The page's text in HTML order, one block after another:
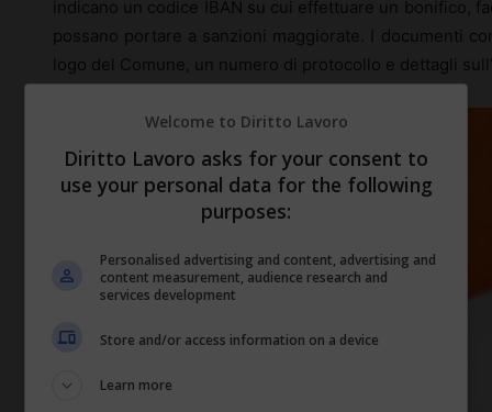
indicano un codice IBAN su cui effettuare un bonifico,
possano portare a sanzioni maggiorate. I documenti
logo del Comune, un numero di protocollo e dettagli
Welcome to Diritto Lavoro
Diritto Lavoro asks for your consent to
use your personal data for the following
purposes:
Personalised advertising and content, advertising and
content measurement, audience research and
services development
Store and/or access information on a device
Learn more